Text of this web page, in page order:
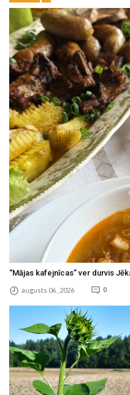
“Mājas kafejnīcas” ver durvis
augusts 06 , 2026 0